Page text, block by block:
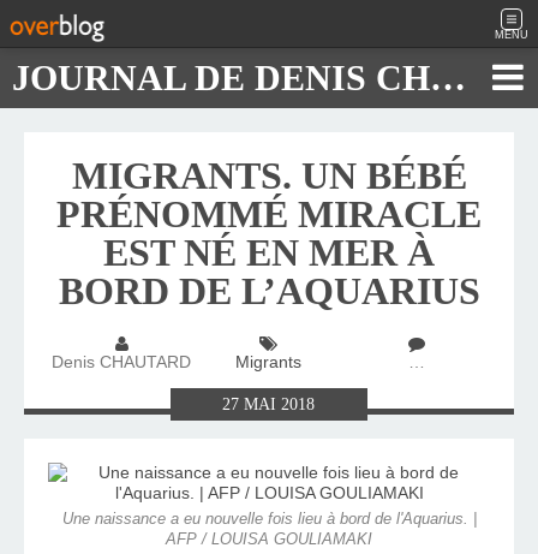
MENU
JOURNAL DE DENIS CHAUTARD
MIGRANTS. UN BÉBÉ
PRÉNOMMÉ MIRACLE
EST NÉ EN MER À
BORD DE L’AQUARIUS
Denis CHAUTARD Migrants …
27MAI2018
Une naissance a eu nouvelle fois lieu à bord de l'Aquarius. |
AFP / LOUISA GOULIAMAKI